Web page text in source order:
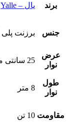
برند یال – Yalle
جنس برزنت پلی
عرض
نوار
25 سانتی متر
طول
نوار
8 متر
مقاومت 10 تن